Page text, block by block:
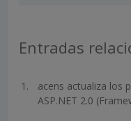
Entradas
acens actualiza los
ASP.NET 2.0